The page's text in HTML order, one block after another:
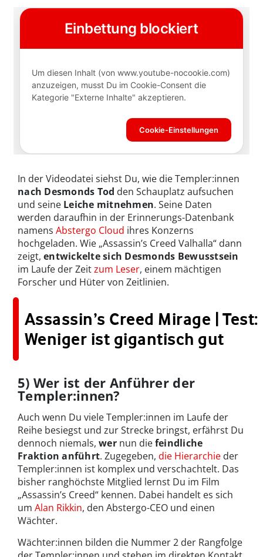
In der Videodatei siehst Du, wie die Templer:innen
nach Desmonds Tod den Schauplatz aufsuchen
und seine Leiche mitnehmen. Seine Daten
werden daraufhin in der Erinnerungs-Datenbank
namens Abstergo Cloud ihres Konzerns
hochgeladen. Wie „Assassin’s Creed Valhalla“ dann
zeigt, entwickelte sich Desmonds Bewusstsein
im Laufe der Zeitzum Leser, einem mächtigen
Forscher und Hüter von Zeitlinien.
Assassin’s Creed Mirage | Test:
Weniger ist gigantisch gut
5) Wer ist der Anführer der
Templer:innen?
Auch wenn Du viele Templer:innen im Laufe der
Reihe besiegst und zur Strecke bringst, erfährst Du
dennoch niemals, wernun diefeindliche
Fraktion anführt. Zugegeben,die Hierarchie der
Templer:innen ist komplex und verschachtelt. Das
bisher ranghöchste Mitglied lernst Du im Film
„Assassin’s Creed“ kennen. Dabei handelt es sich
um Alan Rikkin, den Abstergo-CEO und einen
Wächter.
Wächter:innen bilden die Nummer 2 der Rangfolge